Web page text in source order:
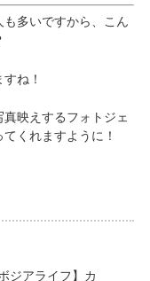
多いですから、こん
ね！
映えするフォトジェ
くれますように！
ジアライフ】カ